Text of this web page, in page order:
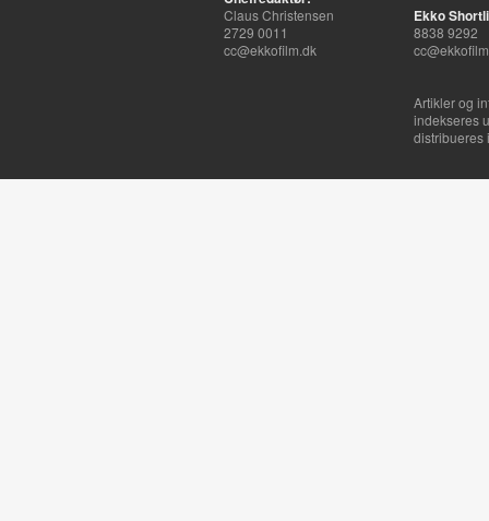
Claus Christensen
2729 0011
cc@ekkofilm.dk
Ekko
8838 9292
Artikler og
indekseres
distribueres